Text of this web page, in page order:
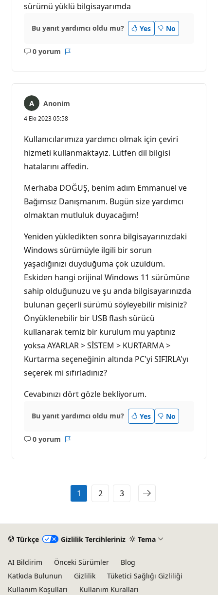
sürümü yüklü bilgisayarımda
Bu yanıt yardımcı oldu mu? Yes No
0 yorum
Açıklama
Anonim
4 Eki 2023 05:58
Kullanıcılarımıza yardımcı olmak için çeviri
hizmeti kullanmaktayız. Lütfen dil bilgisi
hatalarını affedin.
Merhaba DOĞUŞ, benim adım Emmanuel ve
Bağımsız Danışmanım. Bugün size yardımcı
olmaktan mutluluk duyacağım!
Yeniden yükledikten sonra bilgisayarınızdaki
Windows sürümüyle ilgili bir sorun
yaşadığınızı duyduğuma çok üzüldüm.
Eskiden hangi orijinal Windows 11 sürümüne
sahip olduğunuzu ve şu anda bilgisayarınızda
bulunan geçerli sürümü söyleyebilir misiniz?
Önyüklenebilir bir USB flash sürücü
kullanarak temiz bir kurulum mu yaptınız
yoksa AYARLAR > SİSTEM > KURTARMA >
Kurtarma seçeneğinin altında PC'yi SIFIRLA'yı
seçerek mi sıfırladınız?
Cevabınızı dört gözle bekliyorum.
Bu yanıt yardımcı oldu mu? Yes No
0 yorum
Açıklama
1 2 3
Türkçe Gizlilik Tercihleriniz Tema
AI Bildirim Önceki Sürümler
Blog
Katkıda Bulunun
Gizlilik
Tüketici Sağlığı Gizliliği
Kullanım Koşulları
Kullanım Kuralları